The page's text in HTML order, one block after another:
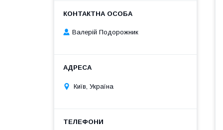
Валерій Подорожник
Київ, Україна